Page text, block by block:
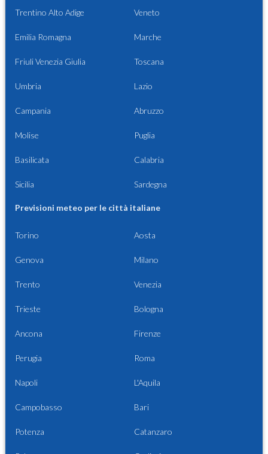
Trentino Alto Adige Veneto
Emilia Romagna Marche
Friuli Venezia Giulia Toscana
Umbria Lazio
Campania Abruzzo
Molise Puglia
Basilicata Calabria
Sicilia Sardegna
Previsioni meteo per le città italiane
Torino Aosta
Genova Milano
Trento Venezia
Trieste Bologna
Ancona Firenze
Perugia Roma
Napoli L'Aquila
Campobasso Bari
Potenza Catanzaro